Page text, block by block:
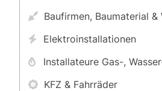
Baufirmen, Baumaterial &
Elektroinstallationen
Installateure Gas-,
KFZ & Fahrräder